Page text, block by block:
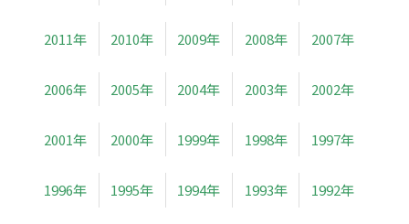
2011年 2010年 2009年 2008年 2007年
2006年 2005年 2004年 2003年 2002年
2001年 2000年 1999年 1998年 1997年
1996年 1995年 1994年 1993年 1992年